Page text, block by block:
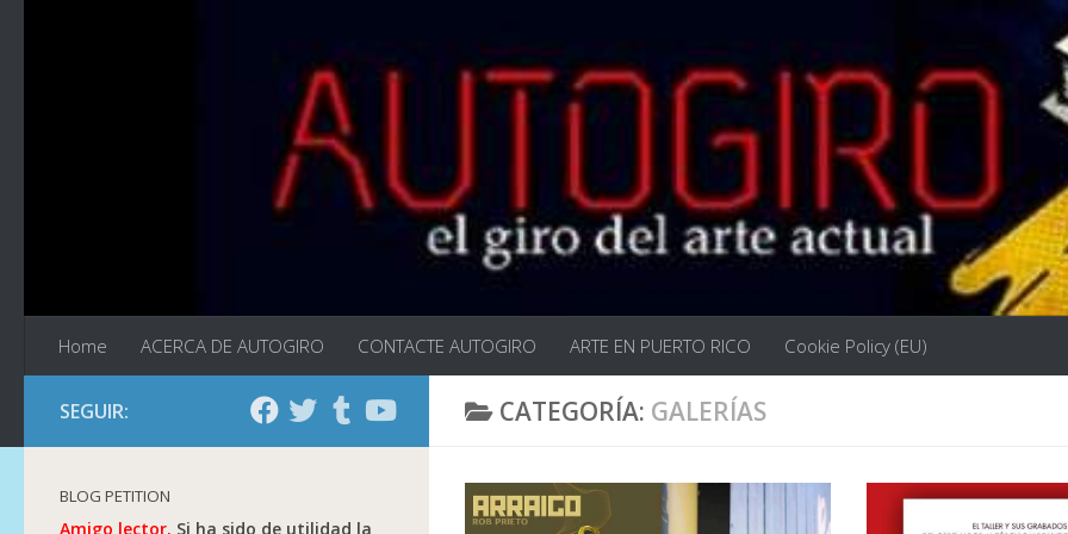
Home ACERCA DE AUTOGIRO CONTACTE AUTOGIRO ARTE EN PUERTO RICO Cookie Policy (EU)
CATEGORÍA: GALERÍAS
SEGUIR:
BLOG PETITION
Amigo lector. Si ha sido de utilidad la